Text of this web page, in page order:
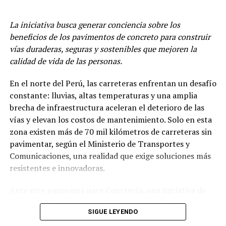
Sobre Orgullo Emprendedor
Desde 2024, Orgullo Emprendedor es el primer
busca reconocer las historias de éxito detrás de los
emprendedores que impulsan el desarrollo del país. En
dos ediciones, cuenta 33 ganadores y más de S/500,000
en premios. Conoce más en
https://www.cajaarequipa.pe/orgullo-emprendedor/
compromiso.
2. Proyectar una mentalidad de crecimiento.La
manera en que una persona habla sobre sí misma influye
quienes la rodean. Expresiones como «estoy en proceso
de mejora», «tengo disposición para aprender» o «puedo
desarrollar esta habilidad» reflejan una mentalidad
orientada al aprendizaje continuo. Este enfoque
fortalece la autoconfianza y proyecta una imagen de
adaptación, resiliencia y desarrollo profesional
permanente.
sino en abordarlos con respeto, objetividad y
orientación hacia soluciones. La comunicación asertiva
La iniciativa busca generar conciencia sobre los
beneficios de los pavimentos de concreto para construir
vías duraderas, seguras y sostenibles que mejoren la
calidad de vida de las personas.
En el norte del Perú, las carreteras enfrentan un desafío
constante: lluvias, altas temperaturas y una amplia
brecha de infraestructura aceleran el deterioro de las
vías y elevan los costos de mantenimiento. Solo en esta
zona existen más de 70 mil kilómetros de carreteras sin
pavimentar, según el Ministerio de Transportes y
Comunicaciones, una realidad que exige soluciones más
resistentes e innovadoras.
Cementos Pacasmayo que ofrece acompañamiento
técnico para mejorar el diseño, la construcción y el
SIGUE LEYENDO